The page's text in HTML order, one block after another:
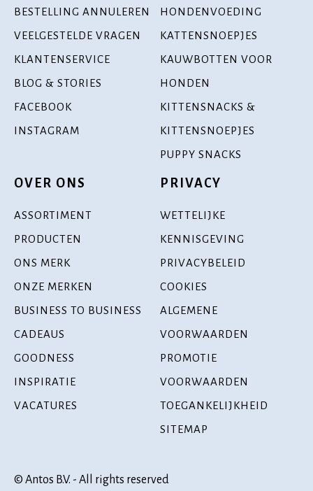
BESTELLING ANNULEREN
VEELGESTELDE VRAGEN
KLANTENSERVICE
BLOG & STORIES
FACEBOOK
INSTAGRAM
HONDENVOEDING
KATTENSNOEPJES
KAUWBOTTEN VOOR
HONDEN
KITTENSNACKS &
KITTENSNOEPJES
PUPPY SNACKS
OVER ONS
ASSORTIMENT
PRODUCTEN
ONS MERK
ONZE MERKEN
BUSINESS TO BUSINESS
CADEAUS
GOODNESS
INSPIRATIE
VACATURES
PRIVACY
WETTELIJKE
KENNISGEVING
PRIVACYBELEID
COOKIES
ALGEMENE
VOORWAARDEN
PROMOTIE
VOORWAARDEN
TOEGANKELIJKHEID
SITEMAP
© Antos B.V. - All rights reserved